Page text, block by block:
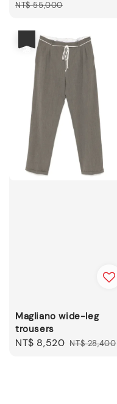
price
NT$ 55,000
Magliano wide-leg
trousers
Sale
NT$ 8,520 Regular
NT$ 28,400